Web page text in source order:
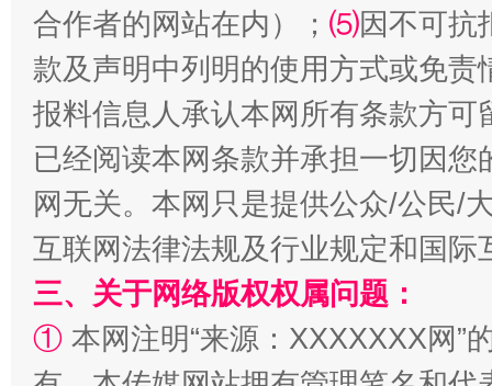
全民健身五年计划来了！等你上场
合作者的网站在内）； ⑸因不可抗
款及声明中列明的使用方式或免责
报料信息人承认本网所有条款方
已经阅读本网条款并承担一切因
网无关。本网只是提供公众/公民/
互联网法律法规及行业规定和国
三、关于网络版权权属问题：
① 本网注明“来源：XXXXXXX网”